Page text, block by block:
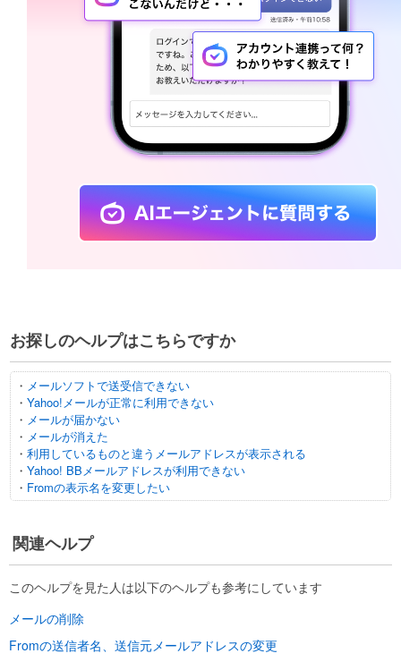
お探しのヘルプはこちらですか
・ メールソフトで送受信できない
・ Yahoo!メールが正常に利用できない
・ メールが届かない
・ メールが消えた
・ 利用しているものと違うメールアドレスが表示される
・ Yahoo! BBメールアドレスが利用できない
・ Fromの表示名を変更したい
関連ヘルプ
このヘルプを見た人は以下のヘルプも参考にしています
メールの削除
Fromの送信者名、送信元メールアドレスの変更